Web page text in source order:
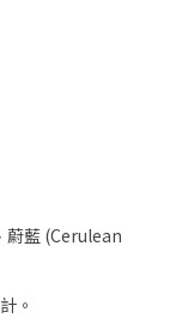
蔚藍 (Cerulean
。